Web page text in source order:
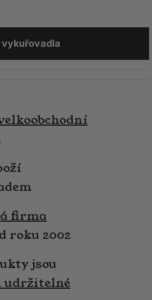
vykuřovadla
firma
roku 2002
jsou